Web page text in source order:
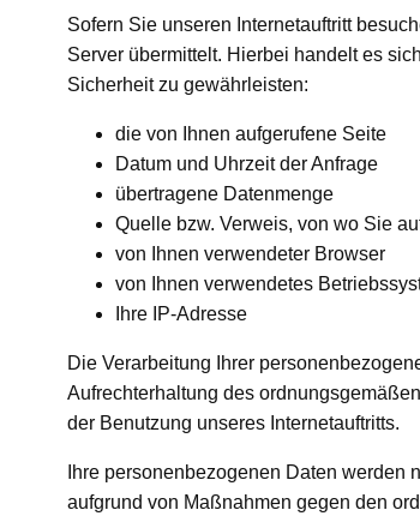
Sofern Sie unseren Internetauftritt
Server übermittelt. Hierbei handelt es
Sicherheit zu gewährleisten:
die von Ihnen aufgerufene Seite
Datum und Uhrzeit der Anfrage
übertragene Datenmenge
Quelle bzw. Verweis, von wo Sie
von Ihnen verwendeter Browser
von Ihnen verwendetes
Ihre IP-Adresse
Die Verarbeitung Ihrer
Aufrechterhaltung des
der Benutzung unseres Internetauftritts.
Ihre personenbezogenen Daten
aufgrund von Maßnahmen gegen den